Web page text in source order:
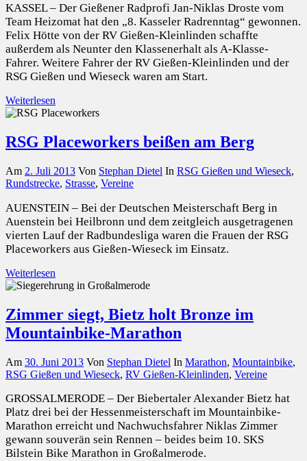
KASSEL – Der Gießener Radprofi Jan-Niklas Droste vom
Team Heizomat hat den „8. Kasseler Radrenntag“ gewonnen.
Felix Hötte von der RV Gießen-Kleinlinden schaffte
außerdem als Neunter den Klassenerhalt als A-Klasse-
Fahrer. Weitere Fahrer der RV Gießen-Kleinlinden und der
RSG Gießen und Wieseck waren am Start.
Weiterlesen
RSG Placeworkers beißen am Berg
Am 2. Juli 2013 Von Stephan Dietel In RSG Gießen und Wieseck,
Rundstrecke, Strasse, Vereine
AUENSTEIN – Bei der Deutschen Meisterschaft Berg in
Auenstein bei Heilbronn und dem zeitgleich ausgetragenen
vierten Lauf der Radbundesliga waren die Frauen der RSG
Placeworkers aus Gießen-Wieseck im Einsatz.
Weiterlesen
Zimmer siegt, Bietz holt Bronze im
Mountainbike-Marathon
Am 30. Juni 2013 Von Stephan Dietel In Marathon, Mountainbike,
RSG Gießen und Wieseck, RV Gießen-Kleinlinden, Vereine
GROSSALMERODE – Der Biebertaler Alexander Bietz hat
Platz drei bei der Hessenmeisterschaft im Mountainbike-
Marathon erreicht und Nachwuchsfahrer Niklas Zimmer
gewann souverän sein Rennen – beides beim 10. SKS
Bilstein Bike Marathon in Großalmerode.